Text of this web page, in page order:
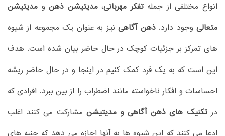
انواع مختلفی از جملهتفکر مهربانی،مدیتیشن ذهنو مدیتیشن
متعالیوجود دارد.ذهن آگاهینیز به عنوان یک مجموعه از شیوه
های تمرکز بر جزئیات کوچک در حال حاضر بیان شده است. هدف
این است که به یک فرد کمک کنیم در اینجا و در حال حاضر ریشه
احساسات و افکار ناخواسته مانند اضطراب را از بین ببرد. افرادی که
درتکنیک های ذهن آگاهی و مدیتیشن مشارکت می کنند اغلب
ادعا می کنند که این شیوه ها به آنها اجازه می دهد که جنبه های